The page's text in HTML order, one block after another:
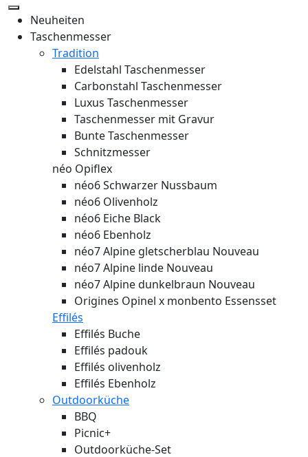
Neuheiten
Taschenmesser
Tradition
Edelstahl Taschenmesser
Carbonstahl Taschenmesser
Luxus Taschenmesser
Taschenmesser mit Gravur
Bunte Taschenmesser
Schnitzmesser
néo Opiflex
néo6 Schwarzer Nussbaum
néo6 Olivenholz
néo6 Eiche Black
néo6 Ebenholz
néo7 Alpine gletscherblau Nouveau
néo7 Alpine linde Nouveau
néo7 Alpine dunkelbraun Nouveau
Origines Opinel x monbento Essensset
Effilés
Effilés Buche
Effilés padouk
Effilés olivenholz
Effilés Ebenholz
Outdoorküche
BBQ
Picnic+
Outdoorküche-Set